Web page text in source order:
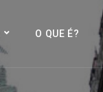
O QUE É?